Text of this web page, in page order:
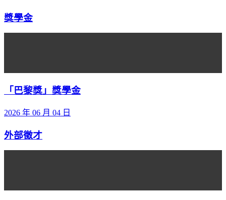
獎學金
「巴黎獎」獎學金
2026 年 06 月 04 日
外部徵才